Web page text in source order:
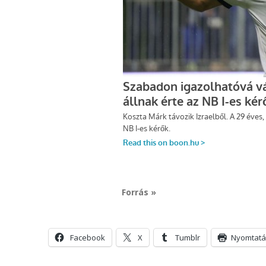
Forrás »
Facebook X Tumblr